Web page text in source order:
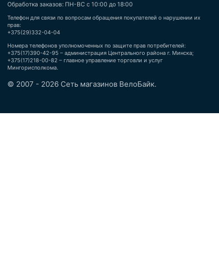
Обработка заказов: ПН-ВС с 10:00 до 18:00
Телефон для связи по вопросам обращения покупателей о нарушении их
прав:
+375(29)332-04-04
Номера телефонов уполномоченных по защите прав потребителей:
+375(17)390-42-95 – администрация Центрального района г. Минска;
+375(17)218-00-82 – главное управление торговли и услуг
Мингорисполкома.
© 2007 - 2026 Сеть магазинов ВелоБайк.